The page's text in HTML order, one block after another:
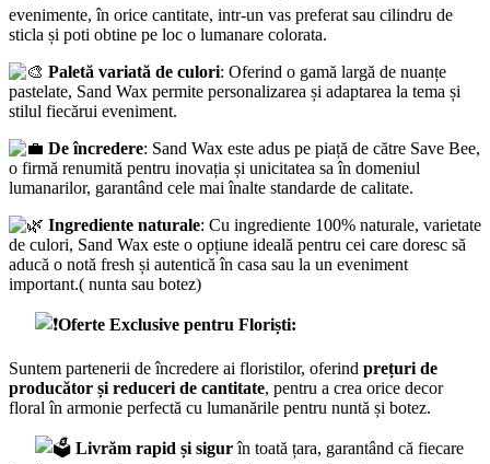
evenimente, în orice cantitate, intr-un vas preferat sau cilindru de
sticla și poti obtine pe loc o lumanare colorata.
Paletă variată de culori: Oferind o gamă largă de nuanțe
pastelate, Sand Wax permite personalizarea și adaptarea la tema și
stilul fiecărui eveniment.
De încredere: Sand Wax este adus pe piață de către Save Bee,
o firmă renumită pentru inovația și unicitatea sa în domeniul
lumanarilor, garantând cele mai înalte standarde de calitate.
Ingrediente naturale: Cu ingrediente 100% naturale, varietate
de culori, Sand Wax este o opțiune ideală pentru cei care doresc să
aducă o notă fresh și autentică în casa sau la un eveniment
important.( nunta sau botez)
Oferte Exclusive pentru Floriști:
Suntem partenerii de încredere ai floristilor, oferind prețuri de
producător și reduceri de cantitate, pentru a crea orice decor
floral în armonie perfectă cu lumanările pentru nuntă și botez.
Livrăm rapid și sigurîn toată țara, garantând că fiecare